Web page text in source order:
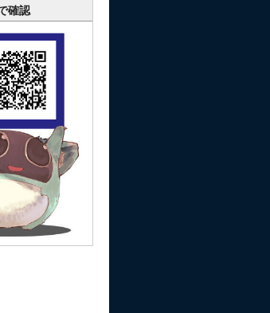
確認